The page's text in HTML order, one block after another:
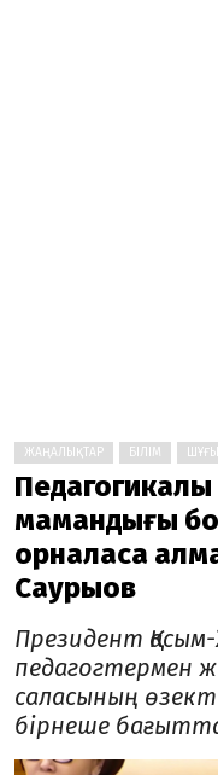
ЖАҢАЛЫҚТАР БІЛІМ
мамандығы
орналаса
Саурықов
Президент
педагогтермен
саласының
бірнеше